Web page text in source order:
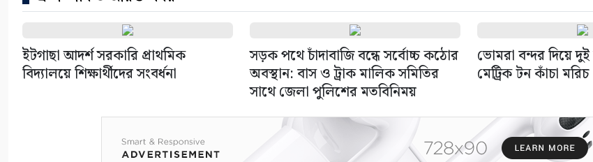
ইটগাছা আদর্শ সরকারি প্রাথমিক
বিদ্যালয়ে শিক্ষার্থীদের সংবর্ধনা
সড়ক পথে চাঁদাবাজি বন্ধে সর্বোচ্চ কঠোর
অবস্থান: বাস ও ট্রাক মালিক সমিতির
সাথে জেলা পুলিশের মতবিনিময়
ভোমরা বন্দর দিয়ে
মেট্রিক টন কাঁচা মরিচ